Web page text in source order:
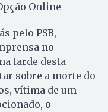
Online
pelo PSB,
no
tarde desta
sobre a morte do
vítima de um
o